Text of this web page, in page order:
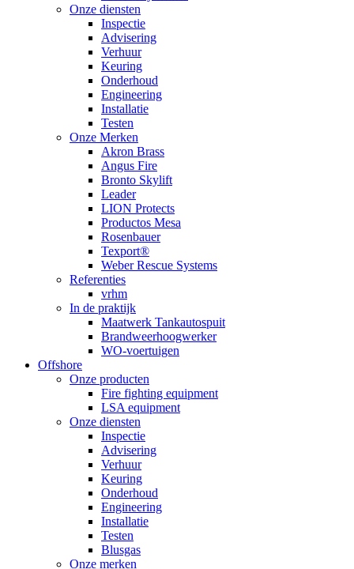
Onze diensten
Inspectie
Advisering
Verhuur
Keuring
Onderhoud
Engineering
Installatie
Testen
Onze Merken
Akron Brass
Angus Fire
Bronto Skylift
Leader
LION Protects
Productos Mesa
Rosenbauer
Texport®
Weber Rescue Systems
Referenties
vrhm
In de praktijk
Maatwerk Tankautospuit
Brandweerhoogwerker
WO-voertuigen
Offshore
Onze producten
Fire fighting equipment
LSA equipment
Onze diensten
Inspectie
Advisering
Verhuur
Keuring
Onderhoud
Engineering
Installatie
Testen
Blusgas
Onze merken